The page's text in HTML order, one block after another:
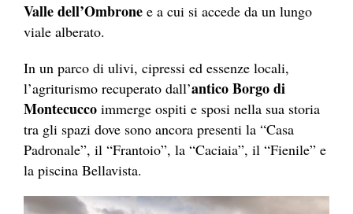
Valle dell’Ombrone e a cui si accede da un lungo
viale alberato.
In un parco di ulivi, cipressi ed essenze locali,
l’agriturismo recuperato dall’antico Borgo di
Montecucco immerge ospiti e sposi nella sua storia
tra gli spazi dove sono ancora presenti la “Casa
Padronale”, il “Frantoio”, la “Caciaia”, il “Fienile” e
la piscina Bellavista.